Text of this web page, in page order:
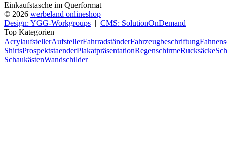
Einkaufstasche im Querformat
© 2026 werbeland onlineshop
Design: YGG-Workgroups | CMS: SolutionOnDemand
Top Kategorien
AcrylaufstellerAufstellerFahrradständerFahrzeugbeschriftung
ShirtsProspektstaenderPlakatpräsentationRegenschirmeRucksäcke
SchaukästenWandschilder